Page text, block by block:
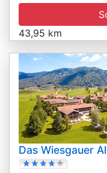
43,95 km
Das Wiesgauer